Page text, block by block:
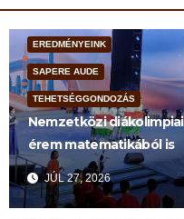
EREDMÉNYEINK
SAPERE AUDE
TEHETSÉGGONDOZÁS
Nemzetközi diákolimpiai
érem matematikából is
JÚL 27, 2026